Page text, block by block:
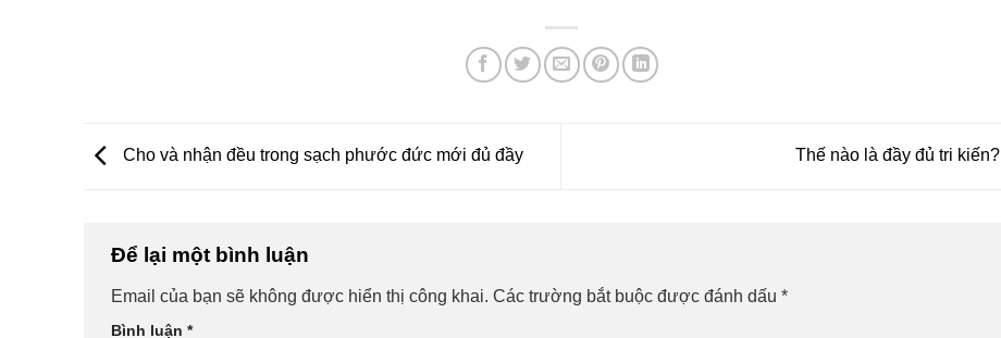
Cho và nhận đều trong sạch phước đức mới đủ đầy Thế nào là đầy đủ tri kiến?
Để lại một bình luận
Email của bạn sẽ không được hiển thị công khai. Các trường bắt buộc được đánh dấu *
Bình luận *